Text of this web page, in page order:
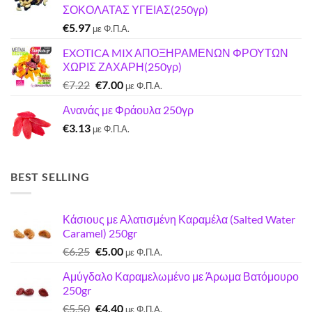
€3.00.
ΣΟΚΟΛΑΤΑΣ ΥΓΕΙΑΣ(250γρ)
€5.97 με Φ.Π.Α.
EXOTICA MIX ΑΠΟΞΗΡΑΜΕΝΩΝ ΦΡΟΥΤΩΝ
ΧΩΡΙΣ ΖΑΧΑΡΗ(250γρ)
€7.22 Original
was:
€7.22.
€7.00Η
τιμή
είναι:
με Φ.Π.Α.
Ανανάς με Φράουλα 250γρ
€3.13 με Φ.Π.Α.
BEST SELLING
Κάσιους με Αλατισμένη Καραμέλα (Salted Water
Caramel) 250gr
€6.25 Original
was:
€5.00Η
τιμή
€5.00.
με Φ.Π.Α.
Αμύγδαλο Καραμελωμένο με Άρωμα Βατόμουρο
250gr
€5.50 Original
€4.40Ημε Φ.Π.Α.